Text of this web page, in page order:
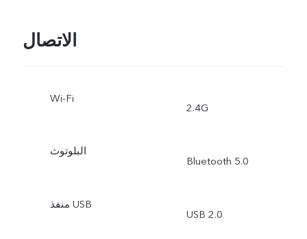
الاتصال
Wi-Fi
2.4G
البلوتوث
Bluetooth 5.0
منفذ USB
USB 2.0